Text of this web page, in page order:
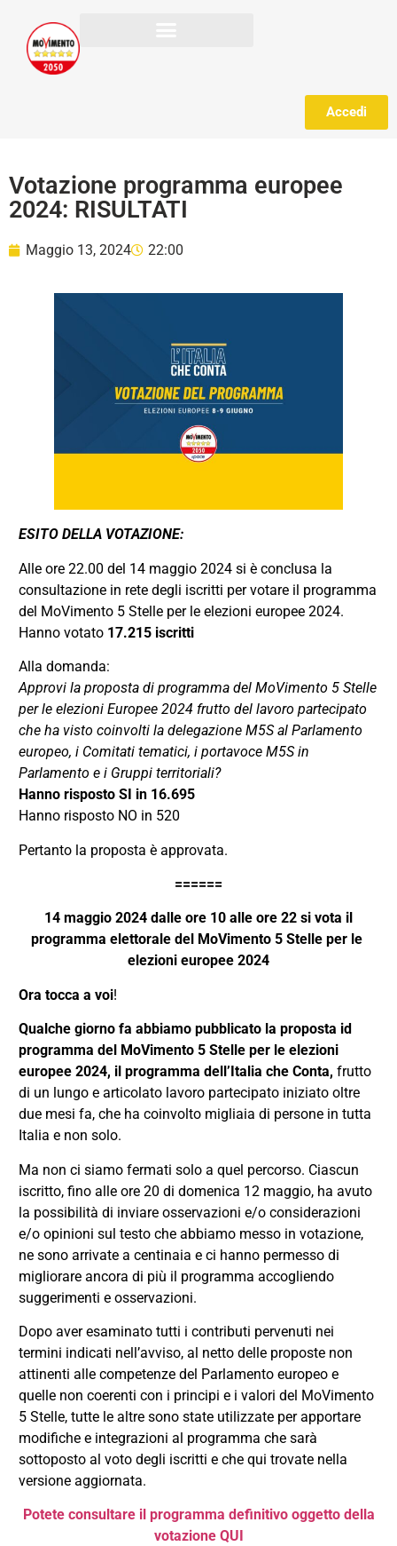
Accedi
Votazione programma europee
2024: RISULTATI
Maggio 13, 2024 22:00
ESITO DELLA VOTAZIONE:
Alle ore 22.00 del 14 maggio 2024 si è conclusa la
consultazione in rete degli iscritti per votare il programma
del MoVimento 5 Stelle per le elezioni europee 2024.
Hanno votato 17.215 iscritti
Alla domanda:
Approvi la proposta di programma del MoVimento 5 Stelle
per le elezioni Europee 2024 frutto del lavoro partecipato
che ha visto coinvolti la delegazione M5S al Parlamento
europeo, i Comitati tematici, i portavoce M5S in
Parlamento e i Gruppi territoriali?
Hanno risposto SI in 16.695
Hanno risposto NO in 520
Pertanto la proposta è approvata.
======
14 maggio 2024 dalle ore 10 alle ore 22 si vota il
programma elettorale del MoVimento 5 Stelle per le
elezioni europee 2024
Ora tocca a voi!
Qualche giorno fa abbiamo pubblicato la proposta id
programma del MoVimento 5 Stelle per le elezioni
europee 2024, il programma dell’Italia che Conta, frutto
di un lungo e articolato lavoro partecipato iniziato oltre
due mesi fa, che ha coinvolto migliaia di persone in tutta
Italia e non solo.
Ma non ci siamo fermati solo a quel percorso. Ciascun
iscritto, fino alle ore 20 di domenica 12 maggio, ha avuto
la possibilità di inviare osservazioni e/o considerazioni
e/o opinioni sul testo che abbiamo messo in votazione,
ne sono arrivate a centinaia e ci hanno permesso di
migliorare ancora di più il programma accogliendo
suggerimenti e osservazioni.
Dopo aver esaminato tutti i contributi pervenuti nei
termini indicati nell’avviso, al netto delle proposte non
attinenti alle competenze del Parlamento europeo e
quelle non coerenti con i principi e i valori del MoVimento
5 Stelle, tutte le altre sono state utilizzate per apportare
modifiche e integrazioni al programma che sarà
sottoposto al voto degli iscritti e che qui trovate nella
versione aggiornata.
Potete consultare il programma definitivo oggetto della
votazione QUI